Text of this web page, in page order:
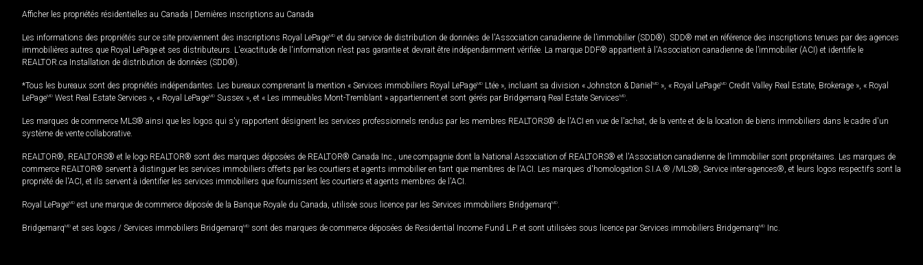
Afficher les propriétés résidentielles au Canada | Dernières inscriptions au Canada
Les informations des propriétés sur ce site proviennent des inscriptions Royal LePageMD et du service de distribution de données de l'Association canadienne de l’immobilier (SDD®). SDD® met en référence des inscriptions tenues par des agences
immobilières autres que Royal LePage et ses distributeurs. L'exactitude de l'information n'est pas garantie et devrait être indépendamment vérifiée. La marque DDF® appartient à l'Association canadienne de l’immobilier (ACI) et identifie le
REALTOR.ca Installation de distribution de données (SDD®).
*Tous les bureaux sont des propriétés indépendantes. Les bureaux comprenant la mention « Services immobiliers Royal LePageMD Ltée », incluant sa division « Johnston & Daniel MD », « Royal LePageMD Credit Valley Real Estate, Brokerage », « Royal
LePageMD West Real Estate Services », « Royal LePageMD Sussex », et « Les immeubles Mont-Tremblant » appartiennent et sont gérés par Bridgemarq Real Estate ServicesMD
Les marques de commerce MLS® ainsi que les logos qui s'y rapportent désignent les services professionnels rendus par les membres REALTORS® de l'ACI en vue de l'achat, de la vente et de la location de biens immobiliers dans le cadre d'un
système de vente collaborative.
REALTOR®, REALTORS® et le logo REALTOR® sont des marques déposées de REALTOR® Canada Inc., une compagnie dont la National Association of REALTORS® et l'Association canadienne de l’immobilier sont propriétaires. Les marques de
commerce REALTOR® servent à distinguer les services immobiliers offerts par les courtiers et agents immobilier en tant que membres de l'ACI. Les marques d'homologation S.I.A.® /MLS®, Service inter-agences®, et leurs logos respectifs sont la
propriété de l'ACI, et ils servent à identifier les services immobiliers que fournissent les courtiers et agents membres de l'ACI.
Royal LePageMD est une marque de commerce déposée de la Banque Royale du Canada, utilisée sous licence par les Services immobiliers BridgemarqMD
BridgemarqMD et ses logos / Services immobiliers BridgemarqMD sont des marques de commerce déposées de Residential Income Fund L.P. et sont utilisées sous licence par Services immobiliers BridgemarqMD Inc.